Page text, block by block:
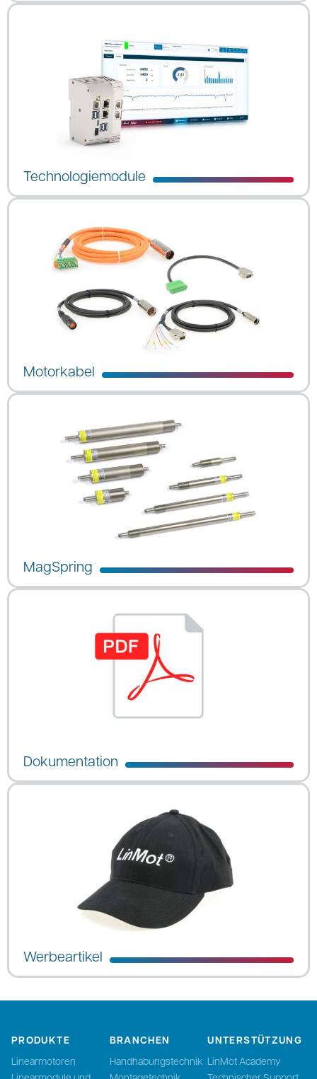
Technologiemodule
Motorkabel
MagSpring
Dokumentation
Werbeartikel
PRODUKTE
Linearmotoren
BRANCHEN
Handhabungstechnik
UNTERSTÜTZUNG
LinMot Academy